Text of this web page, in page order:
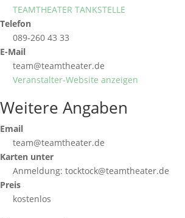
TEAMTHEATER TANKSTELLE
Telefon
089-260 43 33
E-Mail
team@teamtheater.de
Veranstalter-Website anzeigen
Weitere Angaben
Email
team@teamtheater.de
Karten unter
Anmeldung: tocktock@teamtheater.de
Preis
kostenlos